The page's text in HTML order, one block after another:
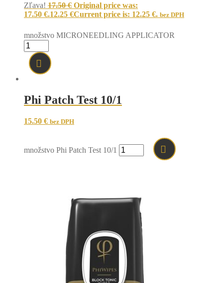
Zľava! 17.50€ Original price was:
17.50 €.12.25 €Current price is: 12.25 €. bez DPH
množstvo MICRONEEDLING APPLICATOR
Phi Patch Test 10/1
15.50 € bez DPH
množstvo Phi Patch Test 10/1